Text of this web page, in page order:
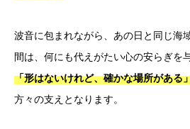
波音に包まれながら、あの日と同じ海
間は、何にも代えがたい心の安らぎを
「形はないけれど、確かな場所がある
方々の支えとなります。